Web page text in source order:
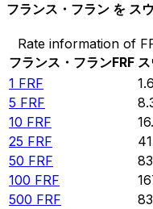
フランス・フラン を ス
Rate information of
フランス・フランFRF
1 FRF
5 FRF
10 FRF
25 FRF
50 FRF
100 FRF
500 FRF